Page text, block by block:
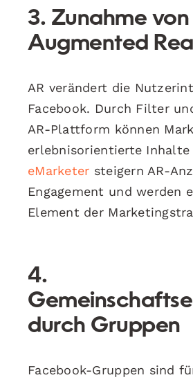
3. Zunahme von
Augmented
AR verändert die
Facebook. Durch Filter
AR-Plattform können
erlebnisorientierte Inhalte
eMarketer steigern AR-
Engagement und werden
Element der
4.
durch Gruppen
Facebook-Gruppen sind